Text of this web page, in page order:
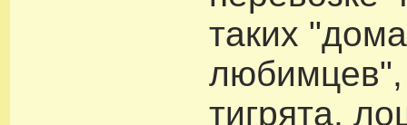
таких
любимцев",
тигрята,